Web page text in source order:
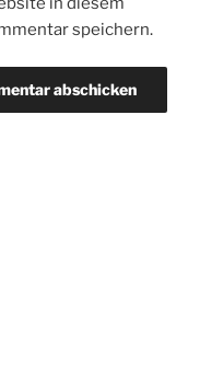
speichern.